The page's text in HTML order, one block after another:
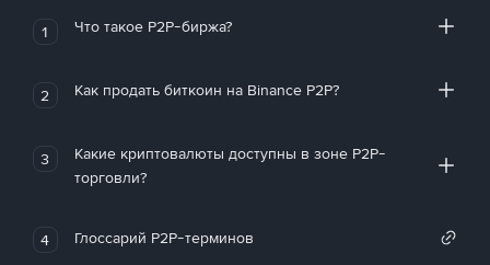
1 Что такое P2P-биржа?
2 Как продать биткоин на Binance P2P?
3
Какие криптовалюты доступны в зоне P2P-
торговли?
4 Глоссарий P2P-терминов